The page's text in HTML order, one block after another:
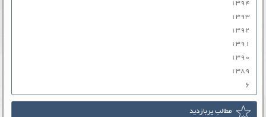
۱۳۹۴
۱۳۹۳
۱۳۹۲
۱۳۹۱
۱۳۹۰
۱۳۸۹
۶
مطالب پربازدید